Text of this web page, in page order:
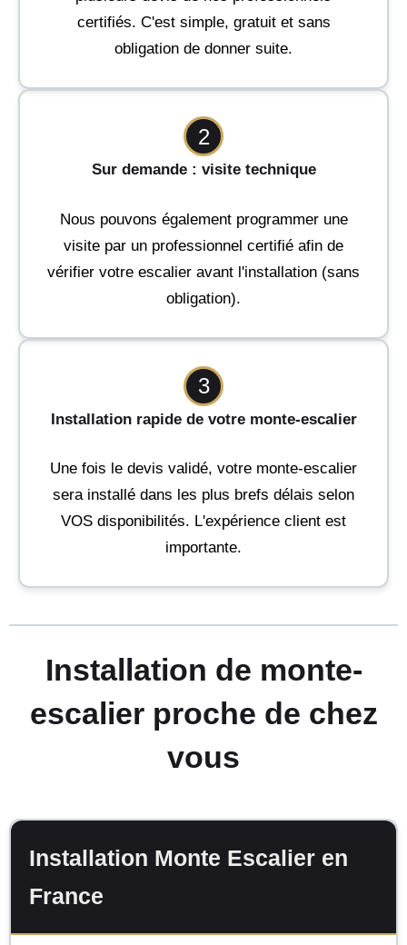
certifiés. C'est simple, gratuit et sans
obligation de donner suite.
2
Sur demande : visite technique
Nous pouvons également programmer une
visite par un professionnel certifié afin de
vérifier votre escalier avant l'installation (sans
obligation).
3
Installation rapide de votre monte-escalier
Une fois le devis validé, votre monte-escalier
sera installé dans les plus brefs délais selon
VOS disponibilités. L'expérience client est
importante.
Installation de monte-
escalier proche de chez
vous
Installation Monte Escalier en
France